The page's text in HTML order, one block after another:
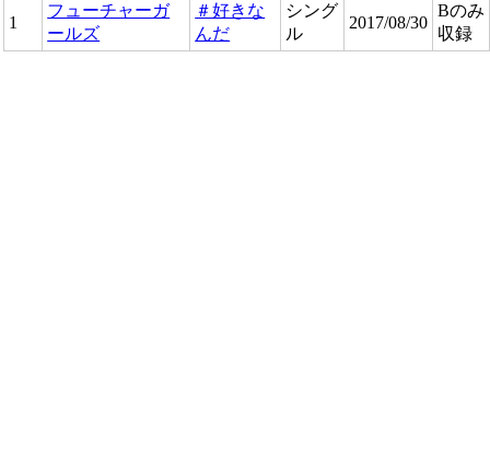
1
フューチャーガ
ールズ
＃好きな
んだ
シング
ル
2017/08/30
Bのみ
収録